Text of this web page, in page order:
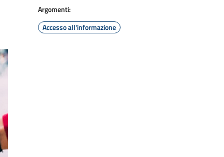
Argomenti:
Accesso all'informazione